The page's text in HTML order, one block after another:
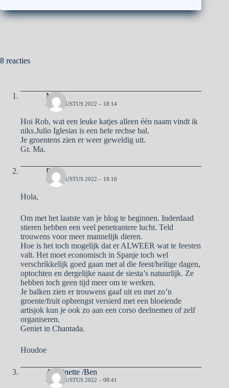
8 reacties
Ma
27 AUGUSTUS 2022 – 18:14
Hoi Rob, wat een leuke katjes alleen één naam vindt ik
niks.Julio Iglesias is een hele rechse bal.
Je groentens zien er weer geweldig uit.
Gr. Ma.
Pa
27 AUGUSTUS 2022 – 18:16
Hola,
Om met het laatste van je blog te beginnen. Inderdaad
stieren hebben een veel penetrantere lucht. Teld
trouwens voor meer mannelijk dieren.
Hoe is het toch mogelijk dat er ALWEER wat te feesten
valt. Het moet economisch in Spanje toch wel
verschrikkelijk goed gaan met al die feest/heilige dagen,
optochten en dergelijke naast de siesta’s natuurlijk. Ze
hebben toch geen tijd meer om te werken.
Je balken zien er trouwens gaaf uit en met zo’n
groente/fruit opbrengst versierd met een bloeiende
artisjok kun je ook zo aan een corso deelnemen of zelf
organiseren.
Geniet in Chantada.
Houdoe
Antoinette /Ben
28 AUGUSTUS 2022 – 08:41